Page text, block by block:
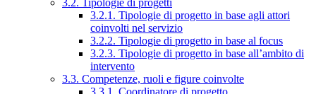
3.2. Tipologie di progetti
3.2.1. Tipologie di progetto in base agli attori
coinvolti nel servizio
3.2.2. Tipologie di progetto in base al focus
3.2.3. Tipologie di progetto in base all’ambito di
intervento
3.3. Competenze, ruoli e figure coinvolte
3.3.1. Coordinatore di progetto